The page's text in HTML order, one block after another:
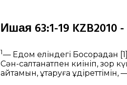
Ишая 63:1-19 KZB2010
1— Едом еліндегі Босорадан [1]
Сән-салтанатпен киініп, зор
айтамын, құтқаруға құдіреттімін,